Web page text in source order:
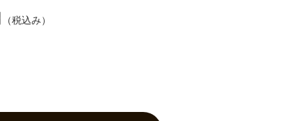
（税込み）